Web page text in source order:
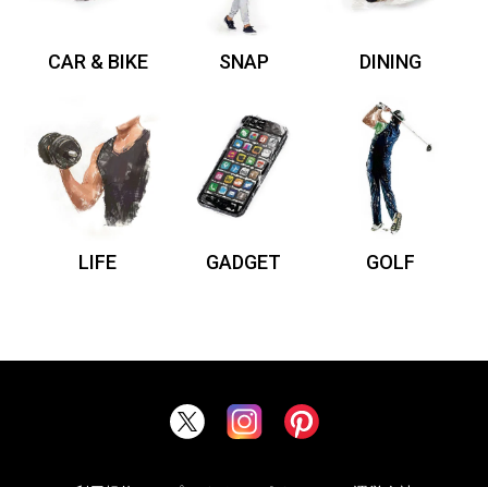
CAR & BIKE SNAP DINING
LIFE GADGET GOLF